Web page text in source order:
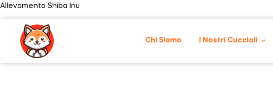
Allevamento Shiba Inu
Chi Siamo I Nostri Cuccioli